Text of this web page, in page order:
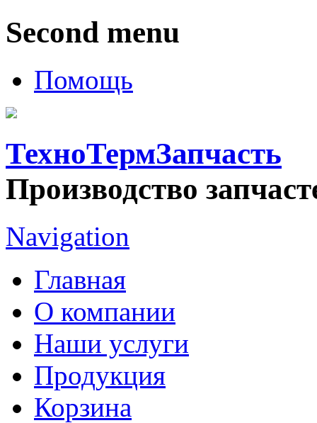
Second menu
Помощь
ТехноТермЗапчасть
Производство
Navigation
Главная
О компании
Наши услуги
Продукция
Корзина